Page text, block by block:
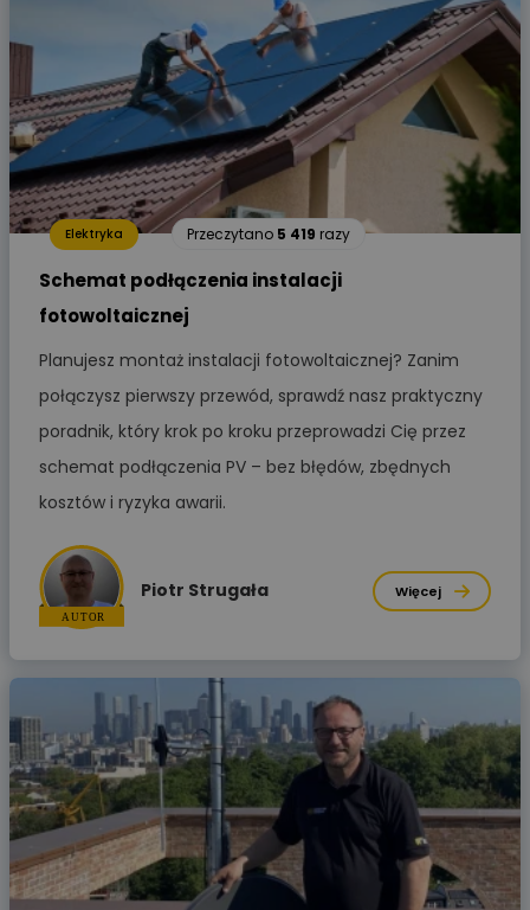
Elektryka Przeczytano 5 419 razy
Schemat podłączenia instalacji
fotowoltaicznej
Planujesz montaż instalacji fotowoltaicznej? Zanim
połączysz pierwszy przewód, sprawdź nasz praktyczny
poradnik, który krok po kroku przeprowadzi Cię przez
schemat podłączenia PV – bez błędów, zbędnych
kosztów i ryzyka awarii.
Piotr Strugała Więcej